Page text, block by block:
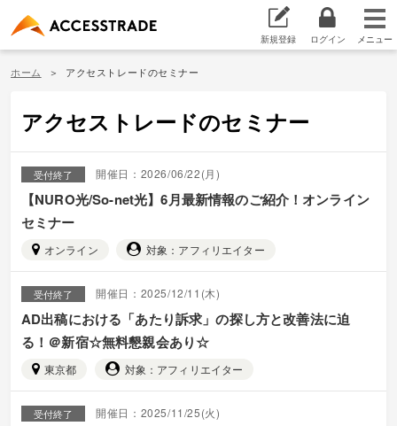
新規登録 ログイン
ホーム アクセストレードのセミナー
アクセストレードのセミナー
受付終了 開催日：2026/06/22(月)
【NURO光/So-net光】6月最新情報のご紹介！オンライン
セミナー
オンライン 対象：アフィリエイター
受付終了 開催日：2025/12/11(木)
AD出稿における「あたり訴求」の探し方と改善法に迫
る！＠新宿☆無料懇親会あり☆
東京都 対象：アフィリエイター
受付終了 開催日：2025/11/25(火)